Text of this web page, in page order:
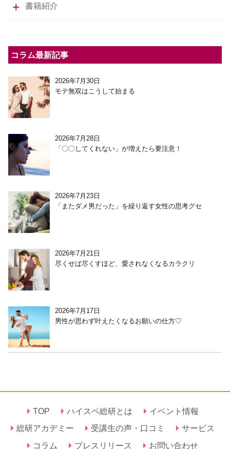
書籍紹介
コラム最新記事
2026年7月30日
モテ無双はこうして始まる
2026年7月28日
「〇〇してくれない」が増えたら要注意！
2026年7月23日
「またダメ男だった」を繰り返す女性の思考グセ
2026年7月21日
尽くせば尽くすほど、愛されなくなるカラクリ
2026年7月17日
男性が思わず叶えたくなるお願いの仕方♡
TOP ハイスペ総研とは
イベント情報
総研アカデミー
受講生の声・口コミ
サービス
コラム
プレスリリース お問い合わせ